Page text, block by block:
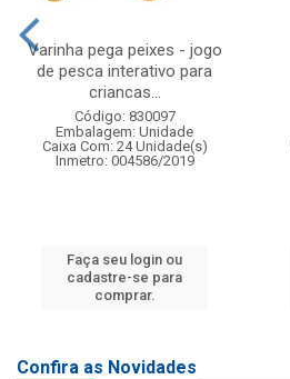
Varinha pega peixes - jogo
de pesca interativo para
criancas...
Código: 830097
Embalagem: Unidade
Caixa Com: 24 Unidade(s)
Inmetro: 004586/2019
Faça seu login ou
cadastre-se para
comprar.
Confira as Novidades